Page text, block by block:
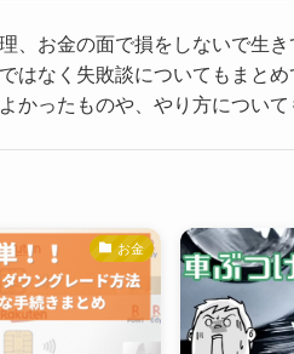
、お金の面で損をしないで生き
はなく失敗談についてもまとめ
かったものや、やり方について
お金